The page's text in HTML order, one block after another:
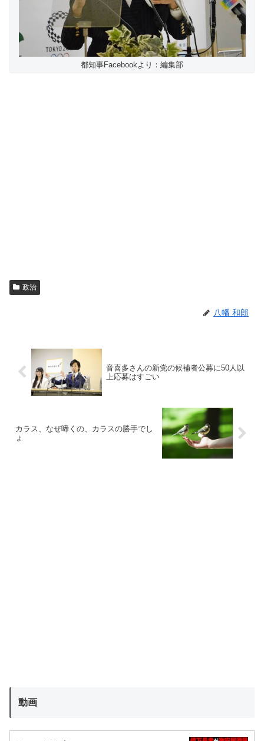
都知事Facebookより：編集部
政治
八幡 和郎
音喜多さんの新党の候補者公募に50人以
上応募はすごい
カラス、なぜ啼くの、カラスの勝手でし
ょ
動画